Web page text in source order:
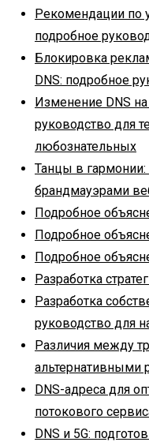
Рекомендации по
подробное
Блокировка
DNS: подробное
Изменение DNS на
руководство для
любознательных
Танцы в гармонии:
брандмауэрами
Подробное
Подробное
Подробное
Разработка
Разработка
руководство для
Различия между
альтернативными
DNS-адреса для
потокового
DNS и 5G: